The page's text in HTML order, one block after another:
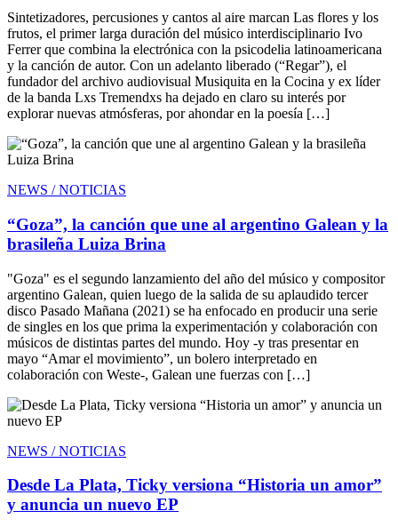
Sintetizadores, percusiones y cantos al aire marcan Las flores y los
frutos, el primer larga duración del músico interdisciplinario Ivo
Ferrer que combina la electrónica con la psicodelia latinoamericana
y la canción de autor. Con un adelanto liberado (“Regar”), el
fundador del archivo audiovisual Musiquita en la Cocina y ex líder
de la banda Lxs Tremendxs ha dejado en claro su interés por
explorar nuevas atmósferas, por ahondar en la poesía […]
NEWS / NOTICIAS
“Goza”, la canción que une al argentino Galean y la
brasileña Luiza Brina
"Goza" es el segundo lanzamiento del año del músico y compositor
argentino Galean, quien luego de la salida de su aplaudido tercer
disco Pasado Mañana (2021) se ha enfocado en producir una serie
de singles en los que prima la experimentación y colaboración con
músicos de distintas partes del mundo. Hoy -y tras presentar en
mayo “Amar el movimiento”, un bolero interpretado en
colaboración con Weste-, Galean une fuerzas con […]
NEWS / NOTICIAS
Desde La Plata, Ticky versiona “Historia un amor”
y anuncia un nuevo EP